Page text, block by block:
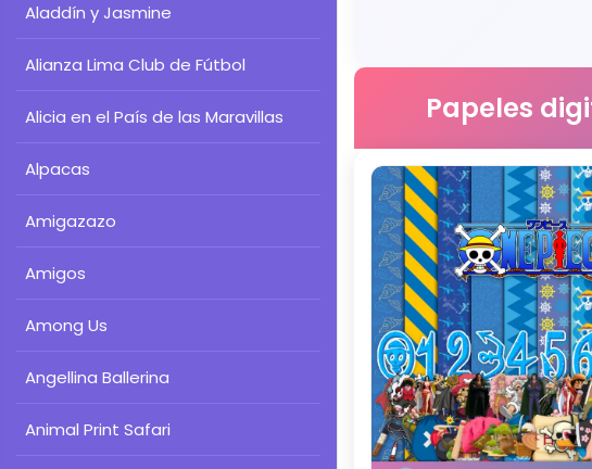
Aladdín y Jasmine
Alianza Lima Club de Fútbol
Alicia en el País de las Maravillas
Alpacas
Amigazazo
Amigos
Among Us
Angellina Ballerina
Animal Print Safari
Papeles